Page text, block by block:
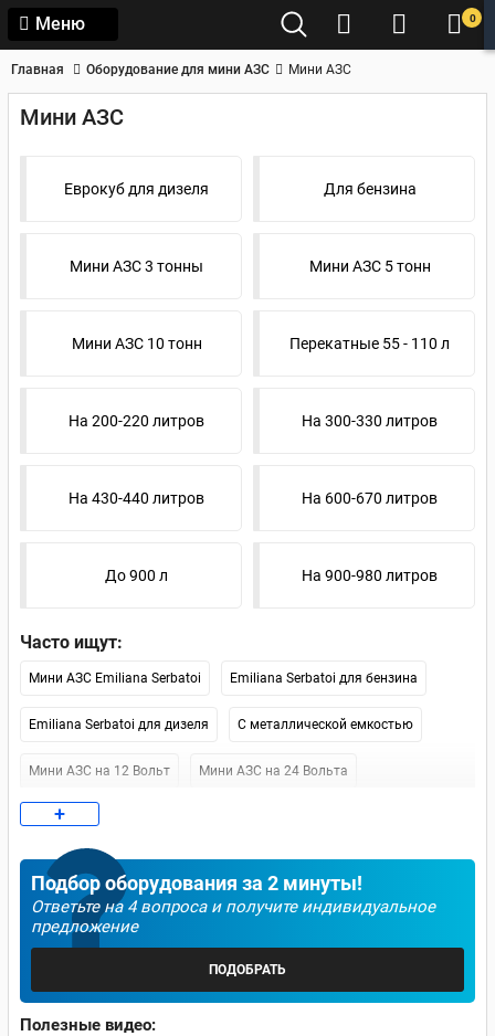
Меню 0
Главная Оборудование для мини АЗС Мини АЗС
Мини АЗС
Еврокуб для дизеля Для бензина
Мини АЗС 3 тонны Мини АЗС 5 тонн
Мини АЗС 10 тонн Перекатные 55 - 110 л
На 200-220 литров На 300-330 литров
На 430-440 литров На 600-670 литров
До 900 л На 900-980 литров
Часто ищут:
Мини АЗС Emiliana Serbatoi Emiliana Serbatoi для бензина
Emiliana Serbatoi для дизеля С металлической емкостью
Мини АЗС на 12 Вольт Мини АЗС на 24 Вольта
Мини АЗС на 220 Вольт
Мини АЗС Artaz Мини АЗС Petroll Мини АЗС Piusi
Мини АЗС Kingspan Москва (наличие) СПб (наличие)
+
Подбор оборудования за 2 минуты!
Ответьте на 4 вопроса и получите индивидуальное
предложение
ПОДОБРАТЬ
Полезные видео: